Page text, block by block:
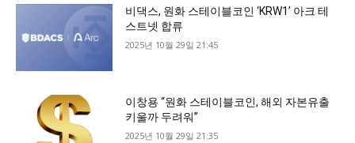
비댁스, 원화 스테이블코인 ‘KRW1’ 아크 테
스트넷 합류
2025년 10월 29일 21:45
이창용 “원화 스테이블코인, 해외 자본유출
키울까 두려워”
2025년 10월 29일 21:35